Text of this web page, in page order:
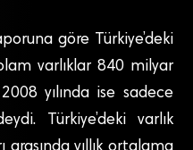
göre Türkiye’deki
varlıklar 840 milyar
yılında ise sadece
Türkiye’deki varlık